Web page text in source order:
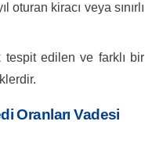
oturan kiracı veya sınırlı
tespit edilen ve farklı bir
Oranları Vadesi